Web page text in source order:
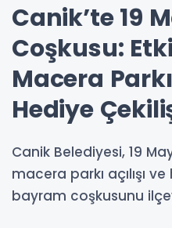
Canik’te 19
Coşkusu:
Macera
Hediye
Canik Belediyesi, 19
macera parkı açılışı
bayram coşkusunu